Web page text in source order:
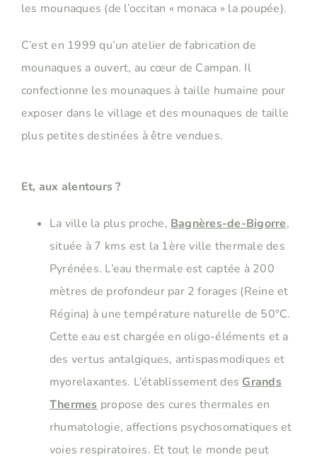
les mounaques (de l’occitan « monaca » la poupée).
C’est en 1999 qu’un atelier de fabrication de
mounaques a ouvert, au cœur de Campan. Il
confectionne les mounaques à taille humaine pour
exposer dans le village et des mounaques de taille
plus petites destinées à être vendues.
Et, aux alentours ?
La ville la plus proche, Bagnères-de-Bigorre,
située à 7 kms est la 1ère ville thermale des
Pyrénées. L’eau thermale est captée à 200
mètres de profondeur par 2 forages (Reine et
Régina) à une température naturelle de 50°C.
Cette eau est chargée en oligo-éléments et a
des vertus antalgiques, antispasmodiques et
myorelaxantes. L’établissement des Grands
Thermes propose des cures thermales en
rhumatologie, affections psychosomatiques et
voies respiratoires. Et tout le monde peut